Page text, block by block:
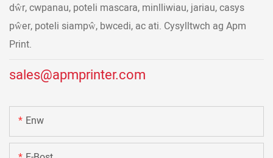
dŵr, cwpanau, poteli mascara, minlliwiau, jariau, casys
pŵer, poteli siampŵ, bwcedi, ac ati. Cysylltwch ag Apm
Print.
sales@apmprinter.com
Enw